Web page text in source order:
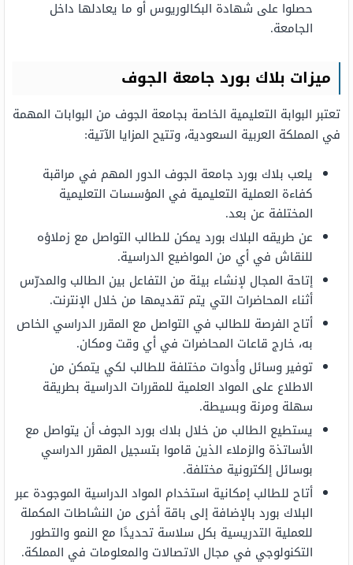
حصلوا على شهادة البكالوريوس أو ما يعادلها داخل
الجامعة.
ميزات بلاك بورد جامعة الجوف
تعتبر البوابة التعليمية الخاصة بجامعة الجوف من البوابات المهمة
في المملكة العربية السعودية، وتتيح المزايا الآتية:
يلعب بلاك بورد جامعة الجوف الدور المهم في مراقبة
كفاءة العملية التعليمية في المؤسسات التعليمية
المختلفة عن بعد.
عن طريقه البلاك بورد يمكن للطالب التواصل مع زملاؤه
للنقاش في أي من المواضيع الدراسية.
إتاحة المجال لإنشاء بيئة من التفاعل بين الطالب والمدرّس
أثناء المحاضرات التي يتم تقديمها من خلال الإنترنت.
أتاح الفرصة للطالب في التواصل مع المقرر الدراسي الخاص
به، خارج قاعات المحاضرات في أي وقت ومكان.
توفير وسائل وأدوات مختلفة للطالب لكي يتمكن من
الاطلاع على المواد العلمية للمقررات الدراسية بطريقة
سهلة ومرنة وبسيطة.
يستطيع الطالب من خلال بلاك بورد الجوف أن يتواصل مع
الأساتذة والزملاء الذين قاموا بتسجيل المقرر الدراسي
بوسائل إلكترونية مختلفة.
أتاح للطالب إمكانية استخدام المواد الدراسية الموجودة عبر
البلاك بورد بالإضافة إلى باقة أخرى من النشاطات المكملة
للعملية التدريسية بكل سلاسة تحديدًا مع النمو والتطور
التكنولوجي في مجال الاتصالات والمعلومات في المملكة.